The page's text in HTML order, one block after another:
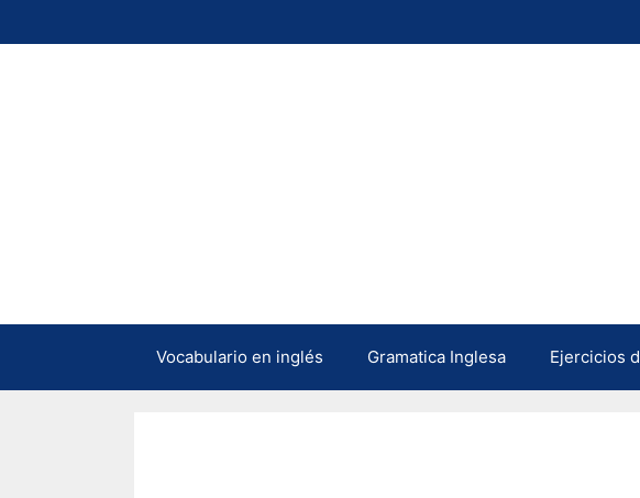
al
Vocabulario en inglés Gramatica Inglesa Ejercicios